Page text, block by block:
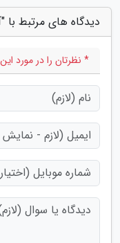
دیدگاه های مرتبط
* نظرتان را در مورد